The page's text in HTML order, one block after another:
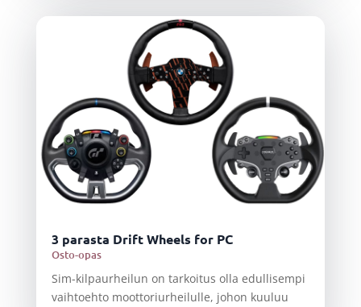
3 parasta Drift Wheels for PC
Osto-opas
Sim-kilpaurheilun on tarkoitus olla edullisempi
vaihtoehto moottoriurheilulle, johon kuuluu